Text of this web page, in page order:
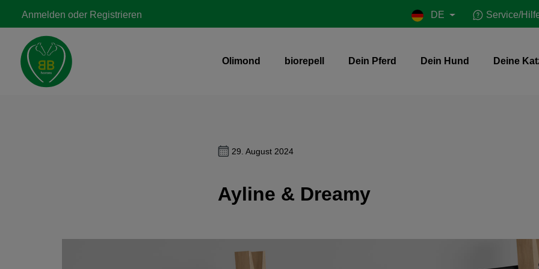
Hauptnavigation springen
Anmelden oder Registrieren DE Service/
Olimond biorepell Dein Pferd Dein Hund Deine
29. August 2024
Ayline & Dreamy